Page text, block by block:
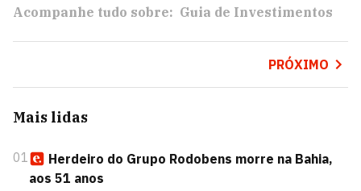
Acompanhe tudo sobre: Guia de Investimentos
PRÓXIMO
Mais lidas
01
Herdeiro do Grupo Rodobens morre na Bahia,
aos 51 anos